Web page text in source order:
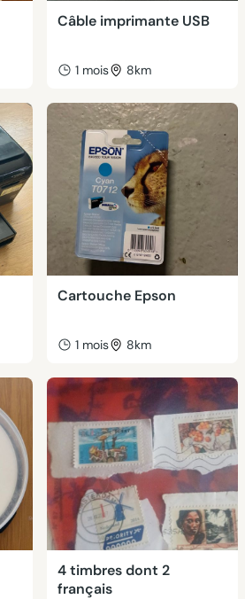
Câble imprimante USB
1 mois 8km
Cartouche Epson
1 mois 8km
4 timbres dont 2
français